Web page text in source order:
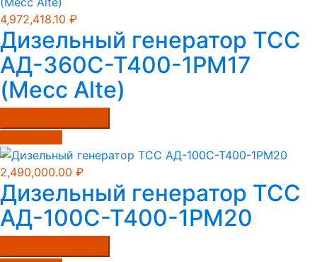
4,972,418.10 ₽
Дизельный генератор ТСС
АД-360С-Т400-1РМ17
(Mecc Alte)
2,490,000.00 ₽
Дизельный генератор ТСС
АД-100С-Т400-1РМ20